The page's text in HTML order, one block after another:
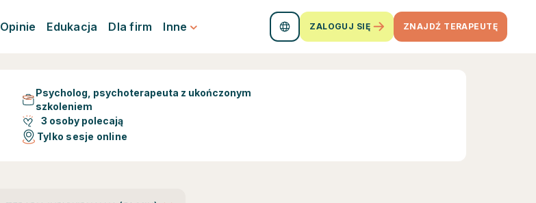
Opinie Edukacja Dla firm Inne ZALOGUJ SIĘ ZNAJDŹ TERAPEUTĘ
Psycholog, psychoterapeuta z ukończonym
szkoleniem
3 osoby polecają
Tylko sesje online